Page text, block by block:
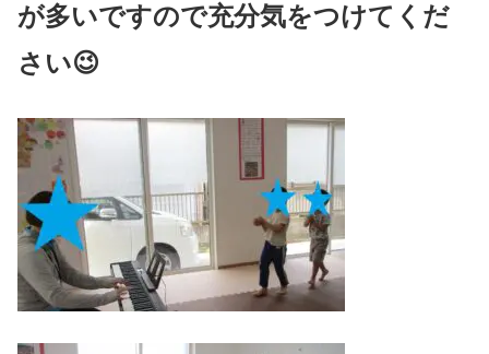
が多いですので充分気をつけてくだ
さい😉